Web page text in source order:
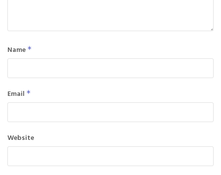
Name *
Email *
Website